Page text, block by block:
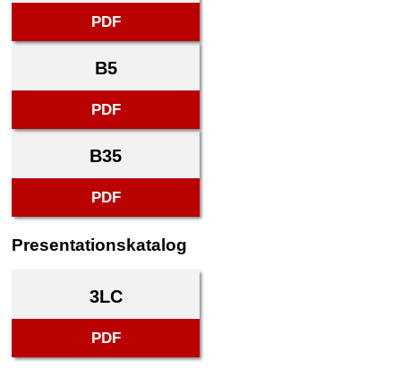
PDF
B5
PDF
B35
PDF
Presentationskatalog
3LC
PDF